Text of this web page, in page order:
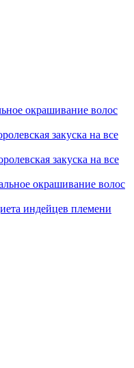
окрашивание волос
закуска на все
закуска на все
окрашивание волос
индейцев племени